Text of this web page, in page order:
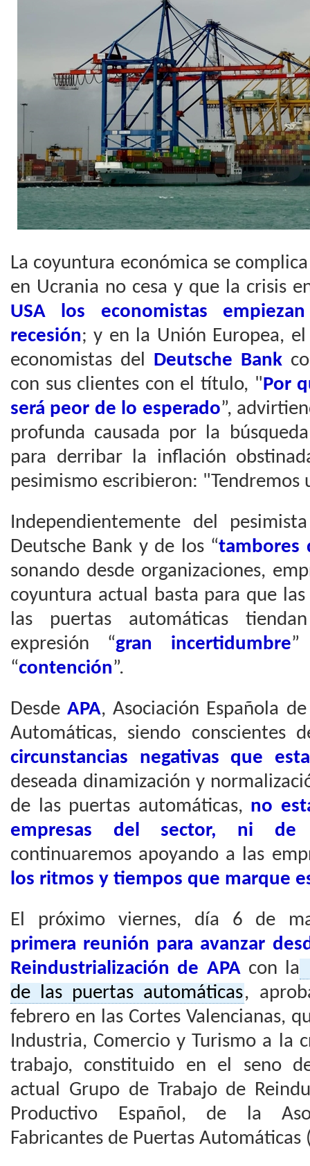
La coyuntura económica se
en Ucrania no cesa y que la crisis
USA los economistas
recesión; y en la Unión Europea,
economistas del Deutsche Bank
con sus clientes con el título, "Por
será peor de lo esperado”,
profunda causada por la
para derribar la inflación
pesimismo escribieron: "Tendremos
Independientemente del
Deutsche Bank y de los “tambores
sonando desde organizaciones,
coyuntura actual basta para que
las puertas automáticas
expresión “gran incertidumbre
“contención”.
DesdeAPA, Asociación Española
Automáticas, siendo conscientes
circunstancias negativas que
deseada dinamización y
de las puertas automáticas, no
empresas del sector, ni de
continuaremos apoyando a las
los ritmos y tiempos que marque
El próximo viernes, día 6 de
primera reunión para avanzar
Reindustrialización de APAcon la
de las puertas automáticas,
febrero en las Cortes Valencianas,
Industria, Comercio y Turismo a la
trabajo, constituido en el seno
actual Grupo de Trabajo de
Productivo Español, de la
Fabricantes de Puertas Automáticas